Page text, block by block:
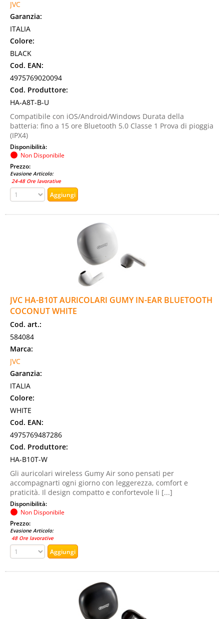
JVC
Garanzia:
ITALIA
Colore:
BLACK
Cod. EAN:
4975769020094
Cod. Produttore:
HA-A8T-B-U
Compatibile con iOS/Android/Windows Durata della
batteria: fino a 15 ore Bluetooth 5.0 Classe 1 Prova di pioggia
(IPX4)
Disponibilità:
Non Disponibile
Prezzo:
Evasione Articolo:
24-48 Ore lavorative
JVC HA-B10T AURICOLARI GUMY IN-EAR BLUETOOTH
COCONUT WHITE
Cod. art.:
584084
Marca:
JVC
Garanzia:
ITALIA
Colore:
WHITE
Cod. EAN:
4975769487286
Cod. Produttore:
HA-B10T-W
Gli auricolari wireless Gumy Air sono pensati per
accompagnarti ogni giorno con leggerezza, comfort e
praticità. Il design compatto e confortevole li [...]
Disponibilità:
Non Disponibile
Prezzo:
Evasione Articolo:
48 Ore lavorative